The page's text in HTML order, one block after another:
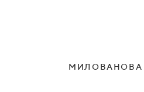
МИЛОВАНОВА